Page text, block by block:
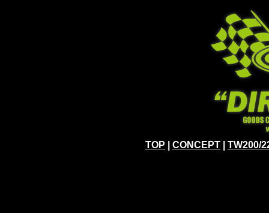
TOP CONCEPT TW200/